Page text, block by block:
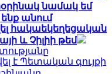
նամակ եմ
ենք անում
հակաեկեղեցական
և Չիլիի թեմ
է Պետական գույքի